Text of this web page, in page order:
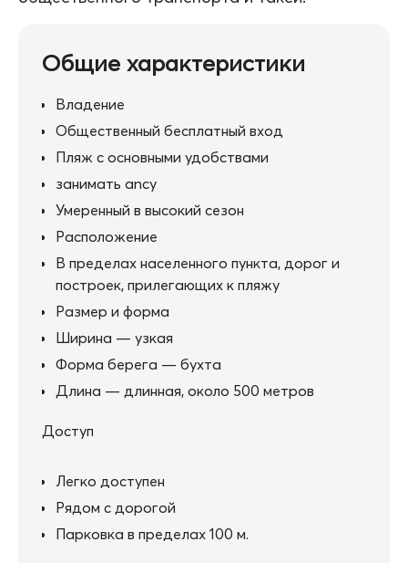
Общие характеристики
Владение
Общественный бесплатный вход
Пляж с основными удобствами
занимать ancy
Умеренный в высокий сезон
Расположение
В пределах населенного пункта, дорог и
построек, прилегающих к пляжу
Размер и форма
Ширина — узкая
Форма берега — бухта
Длина — длинная, около 500 метров
Доступ
Легко доступен
Рядом с дорогой
Парковка в пределах 100 м.